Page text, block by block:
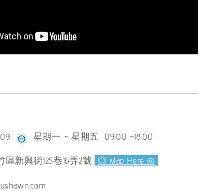
星期一 ~ 星期五 09:00 ~18:00
新興街125巷16弄2號 ◎ Map Here ◎